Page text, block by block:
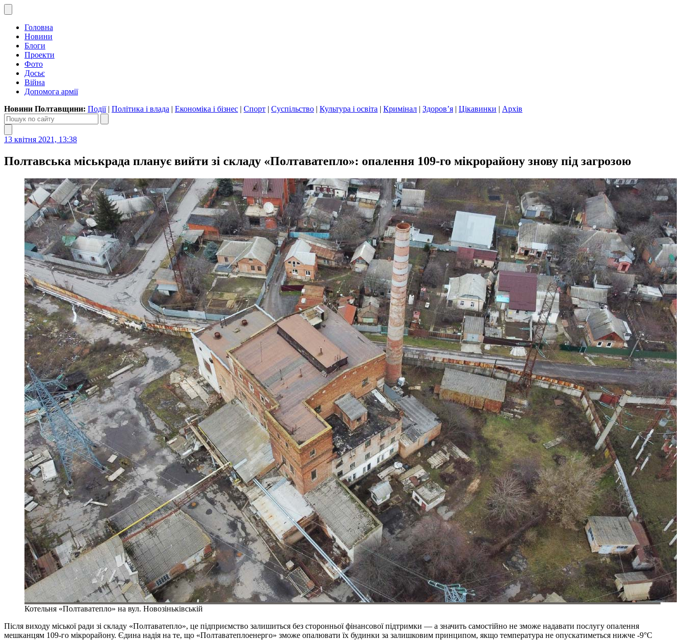
Головна
Новини
Блоги
Проекти
Фото
Досьє
Війна
Допомога армії
Новини Полтавщини: Події| Політика і влада | Економіка і бізнес | Спорт | Суспільство | Культура і освіта | Кримінал | Здоров’я | Цікавинки | Архів
13 квітня 2021, 13:38
Полтавська міськрада планує вийти зі складу «Полтаватепло»: опалення 109-го мікрорайону знову під загрозою
Котельня «Полтаватепло» на вул. Новозіньківській
Після виходу міської ради зі складу «Полтаватепло», це підприємство залишиться без сторонньої фінансової підтримки — а значить самостійно не зможе надавати послугу опалення
мешканцям 109-го мікрорайону. Єдина надія на те, що «Полтаватеплоенерго» зможе опалювати їх будинки за залишковим принципом, якщо температура не опускатиметься нижче -9°C